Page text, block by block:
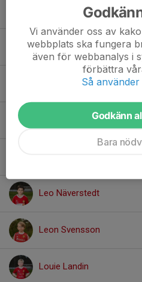
Elvis Abrahamsson
Emilio Lindgren
Frans Nordqvist
Leo Näverstedt
Leon Svensson
Louie Landin
Vi använder oss av
webbplats ska fungera
även för webbanalys i
förbättra
Så
Godkänn
Bara